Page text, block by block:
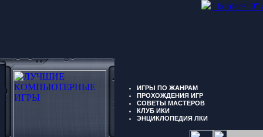
" border="0"
ИГРЫ ПО ЖАНРАМ
ПРОХОЖДЕНИЯ ИГР
СОВЕТЫ МАСТЕРОВ
КЛУБ ИКИ
ЭНЦИКЛОПЕДИЯ ЛКИ